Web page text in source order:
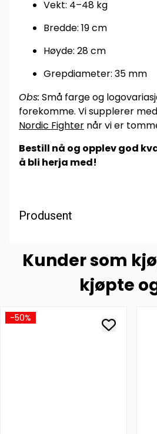
Vekt: 4–48 kg
Bredde: 19 cm
Høyde: 28 cm
Grepdiameter: 35 mm
Obs: Små farge og
forekomme. Vi supplerer
Nordic Fighter når vi er
Bestill nå og opplev god
å bli herja med!
Produsent
Kunder som
kjøpte
-50%